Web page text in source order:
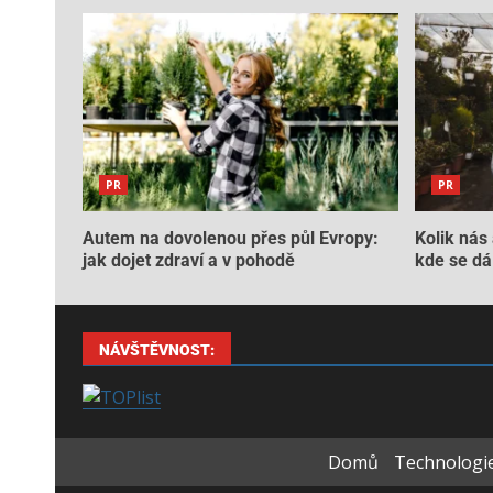
PR
Autem na dovolenou přes půl Evropy:
jak dojet zdraví a v pohodě
PR
Kolik nás
kde se
NÁVŠTĚVNOST:
Domů